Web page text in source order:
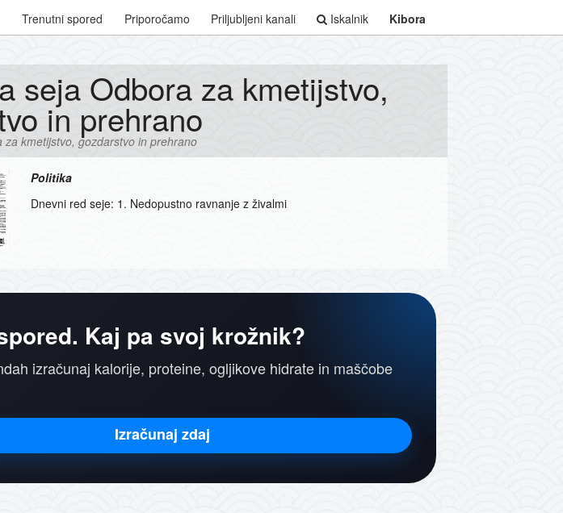
Trenutni spored Priporočamo Priljubljeni kanali Iskalnik Kibora
seja Odbora za kmetijstvo,
in prehrano
za kmetijstvo, gozdarstvo in prehrano
Politika
Dnevni red seje: 1. Nedopustno ravnanje z živalmi
Kaj pa svoj krožnik?
izračunaj kalorije, proteine, ogljikove hidrate in maščobe
Izračunaj zdaj